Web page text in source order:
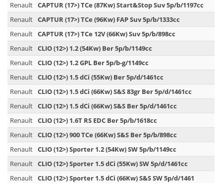
Renault CAPTUR (17>) TCe (87Kw) Start&Stop Suv 5p/b/1197cc
Renault CAPTUR (17>) TCe (96Kw) FAP Suv 5p/b/1333cc
Renault CAPTUR (17>) TCe 12V (66Kw) Suv 5p/b/898cc
Renault CLIO (12>) 1.2 (54Kw) Ber 5p/b/1149cc
Renault CLIO (12>) 1.2 GPL Ber 5p/b-g/1149cc
Renault CLIO (12>) 1.5 dCi (55Kw) Ber 5p/d/1461cc
Renault CLIO (12>) 1.5 dCi (66Kw) S&S 83gr Ber 5p/d/1461cc
Renault CLIO (12>) 1.5 dCi (66Kw) S&S Ber 5p/d/1461cc
Renault CLIO (12>) 1.6T RS EDC Ber 5p/b/1618cc
Renault CLIO (12>) 900 TCe (66Kw) S&S Ber 5p/b/898cc
Renault CLIO (12>) Sporter 1.2 (54Kw) SW 5p/b/1149cc
Renault CLIO (12>) Sporter 1.5 dCi (55Kw) SW 5p/d/1461cc
Renault CLIO (12>) Sporter 1.5 dCi (66Kw) S&S SW 5p/d/1461